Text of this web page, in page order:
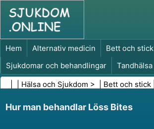
Hem Alternativ medicin Bett och stick
Sjukdomar och behandlingar
Tandhälsa
Kost och näring
Familjehälsa
Hälsa och Sjukdom > | Bett och stick
Hur man behandlar Löss Bites